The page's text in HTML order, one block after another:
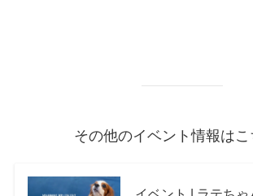
その他のイベント情報はこ